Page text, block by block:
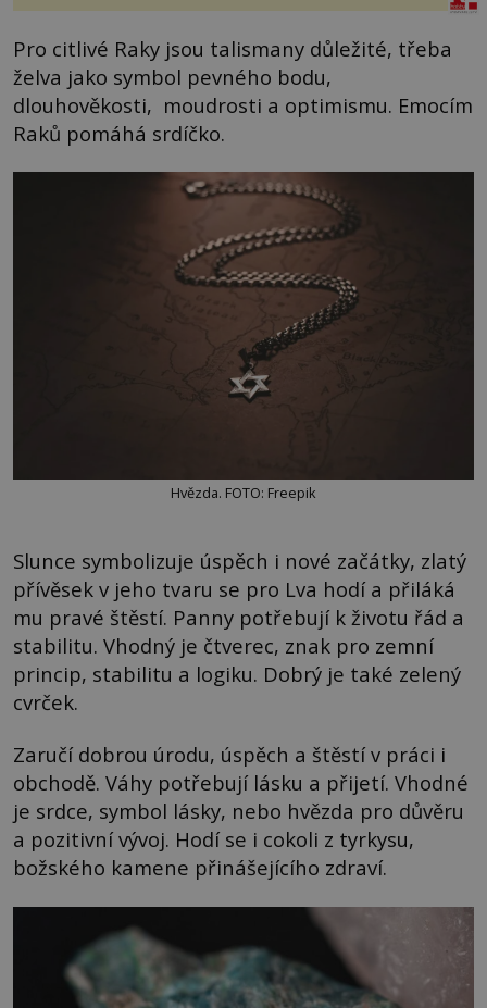
Pro citlivé Raky jsou talismany důležité, třeba
želva jako symbol pevného bodu,
dlouhověkosti, moudrosti a optimismu. Emocím
Raků pomáhá srdíčko.
Hvězda. FOTO: Freepik
Slunce symbolizuje úspěch i nové začátky, zlatý
přívěsek v jeho tvaru se pro Lva hodí a přiláká
mu pravé štěstí. Panny potřebují k životu řád a
stabilitu. Vhodný je čtverec, znak pro zemní
princip, stabilitu a logiku. Dobrý je také zelený
cvrček.
Zaručí dobrou úrodu, úspěch a štěstí v práci i
obchodě. Váhy potřebují lásku a přijetí. Vhodné
je srdce, symbol lásky, nebo hvězda pro důvěru
a pozitivní vývoj. Hodí se i cokoli z tyrkysu,
božského kamene přinášejícího zdraví.